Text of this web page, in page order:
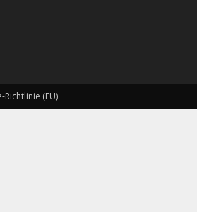
Richtlinie (EU)